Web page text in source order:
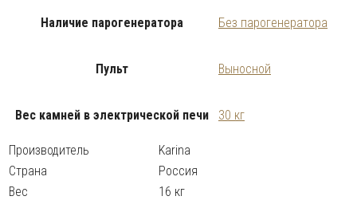
Наличие парогенератора Без парогенератора
Пульт Выносной
Вес камней в электрической печи 30 кг
Производитель
Karina
Страна
Россия
Вес
16 кг